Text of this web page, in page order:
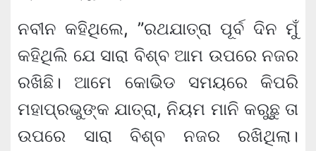
ନବୀନ କହିଥିଲେ, ”ରଥଯାତ୍ରା ପୂର୍ବ ଦିନ ମୁଁ
କହିଥିଲି ଯେ ସାରା ବିଶ୍ବ ଆମ ଉପରେ ନଜର
ରଖିଛି। ଆମେ କୋଭିଡ ସମୟରେ କିପରି
ମହାପ୍ରଭୁଙ୍କ ଯାତ୍ରା, ନିୟମ ମାନି କରୁଛୁ ତା
ଉପରେ ସାରା ବିଶ୍ବ ନଜର ରଖିଥିଲା।